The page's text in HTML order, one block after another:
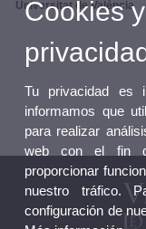
Universitat de València
Cookies
Tu privacidad es
informamos que
para realizar
web con el fin
proporcionar
nuestro tráfico.
configuración de